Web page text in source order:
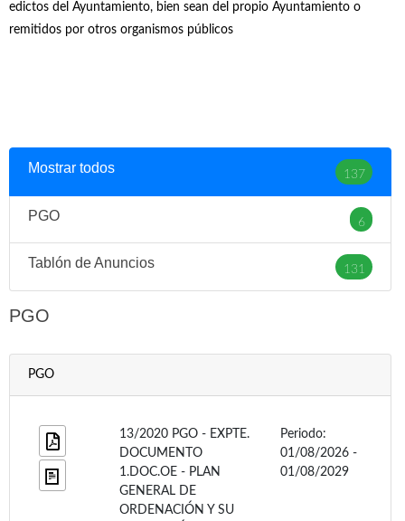
edictos del Ayuntamiento, bien sean del propio Ayuntamiento o
remitidos por otros organismos públicos
Mostrar todos 137
PGO 6
Tablón de Anuncios 131
PGO
PGO
13/2020 PGO - EXPTE.
DOCUMENTO
1.DOC.OE - PLAN
GENERAL DE
ORDENACIÓN Y SU
Periodo:
01/08/2026 -
01/08/2029